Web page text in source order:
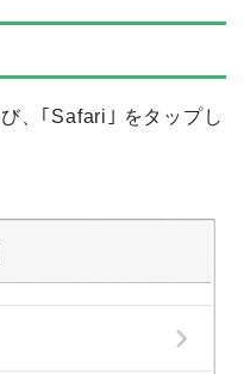
、｢Safari｣ をタップし